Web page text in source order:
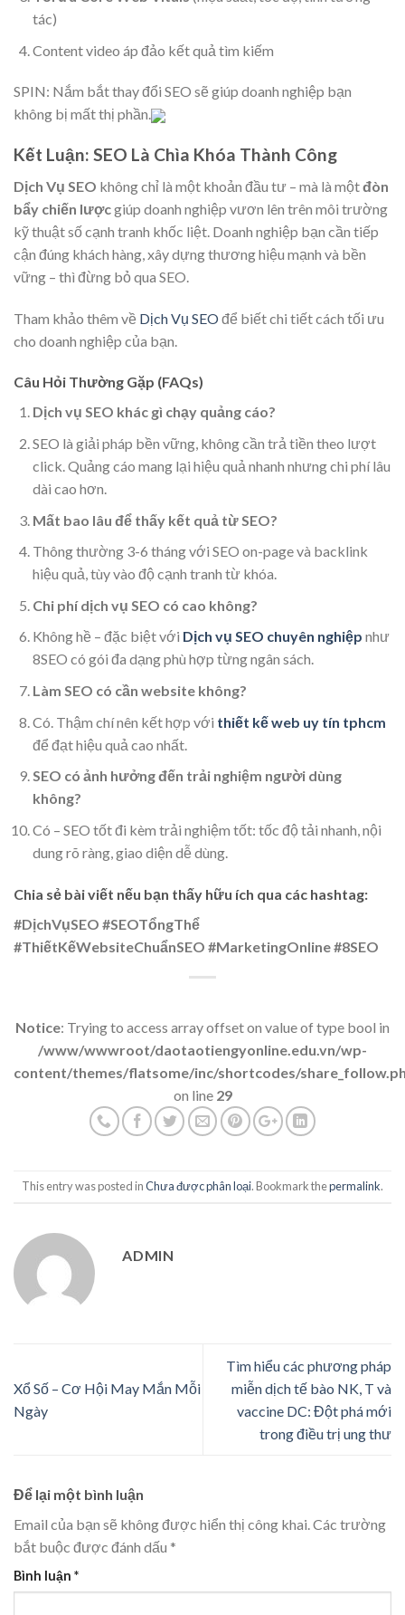
tác)
Content video áp đảo kết quả tìm kiếm
SPIN: Nắm bắt thay đổi SEO sẽ giúp doanh nghiệp bạn
không bị mất thị phần.
Kết Luận: SEO Là Chìa Khóa Thành Công
Dịch Vụ SEO không chỉ là một khoản đầu tư – mà là mộtđòn
bẩy chiến lượcgiúp doanh nghiệp vươn lên trên môi trường
kỹ thuật số cạnh tranh khốc liệt. Doanh nghiệp bạn cần tiếp
cận đúng khách hàng, xây dựng thương hiệu mạnh và bền
vững – thì đừng bỏ qua SEO.
Tham khảo thêm về Dịch Vụ SEOđể biết chi tiết cách tối ưu
cho doanh nghiệp của bạn.
Câu Hỏi Thường Gặp (FAQs)
Dịch vụ SEO khác gì chạy quảng cáo?
SEO là giải pháp bền vững, không cần trả tiền theo lượt
click. Quảng cáo mang lại hiệu quả nhanh nhưng chi phí lâu
dài cao hơn.
Mất bao lâu để thấy kết quả từ SEO?
Thông thường 3-6 tháng với SEO on-page và backlink
hiệu quả, tùy vào độ cạnh tranh từ khóa.
Chi phí dịch vụ SEO có cao không?
Không hề – đặc biệt với Dịch vụ SEO chuyên nghiệp như
8SEO có gói đa dạng phù hợp từng ngân sách.
Làm SEO có cần website không?
Có. Thậm chí nên kết hợp với thiết kế web uy tín tphcm
để đạt hiệu quả cao nhất.
SEO có ảnh hưởng đến trải nghiệm người dùng
không?
Có – SEO tốt đi kèm trải nghiệm tốt: tốc độ tải nhanh, nội
dung rõ ràng, giao diện dễ dùng.
Chia sẻ bài viết nếu bạn thấy hữu ích qua các hashtag:
#DịchVụSEO #SEOTổngThể
#ThiếtKếWebsiteChuẩnSEO #MarketingOnline #8SEO
Notice: Trying to access array offset on value of type bool in
/www/wwwroot/daotaotiengyonline.edu.vn/wp-
content/themes/flatsome/inc/shortcodes/
on line 29
This entry was posted inChưa được phân loại. Bookmark thepermalink.
ADMIN
Xổ Số – Cơ Hội May Mắn Mỗi
Ngày
Tìm hiểu các phương pháp
miễn dịch tế bào NK, T và
vaccine DC: Đột phá mới
trong điều trị ung thư
Để lại một bình luận
Email của bạn sẽ không được hiển thị công khai.Các trường
bắt buộc được đánh dấu *
Bình luận *